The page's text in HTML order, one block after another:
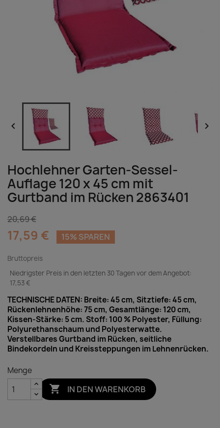
 
Hochlehner Garten-Sessel-
Auflage 120 x 45 cm mit
Gurtband im Rücken 2863401
20,69 €
17,59 € 15% SPAREN
Bruttopreis
Niedrigster Preis in den letzten 30 Tagen vor dem Angebot:
17,53 €
TECHNISCHE DATEN: Breite: 45 cm, Sitztiefe: 45 cm,
Rückenlehnenhöhe: 75 cm, Gesamtlänge: 120 cm,
Kissen-Stärke: 5 cm. Stoff: 100 % Polyester, Füllung:
Polyurethanschaum und Polyesterwatte.
Verstellbares Gurtband im Rücken, seitliche
Bindekordeln und Kreissteppungen im Lehnenrücken.
Menge
 IN DEN WARENKORB